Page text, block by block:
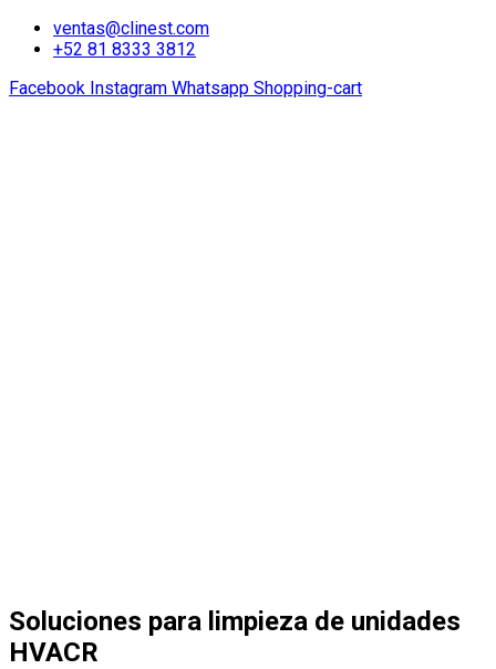
ventas@clinest.com
+52 81 8333 3812
Facebook Instagram Whatsapp Shopping-cart
Soluciones para limpieza de unidades
HVACR